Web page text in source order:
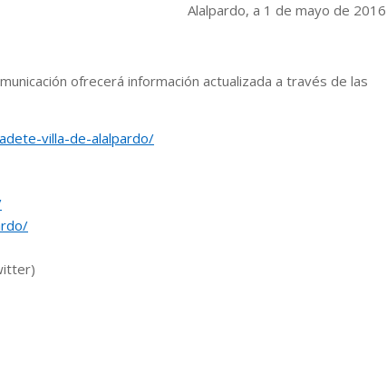
Alalpardo, a 1 de mayo de 2016
ofrecerá información actualizada a través de las
villa-de-alalpardo/